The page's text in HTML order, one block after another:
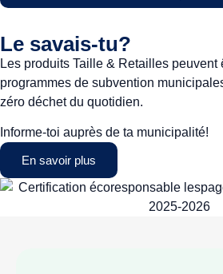
Le savais-tu?
Les produits Taille & Retailles
programmes de subvention
zéro déchet du quotidien.
Informe-toi auprès de ta municipalité!
En savoir plus